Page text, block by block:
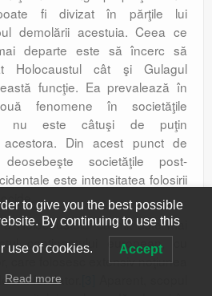
fi divizat în părţile lui
demolării acestuia. Ceea ce
departe este să încerc să
Holocaustul cât şi Gulagul
funcţie. Ea prevalează în
fenomene în societăţile
nu este câtuşi de puţin
acestora. Din acest punct de
societăţile post-
este intensitatea folosirii
a Holocaustului ca mit este mai
continentului european, cu
care folosesc extensiv noţiunea
mit-fondator.
to give you the best possible
By continuing to use this
use of cookies. Accept
Read more